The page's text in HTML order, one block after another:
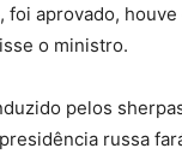
foi aprovado,
o ministro.
pelos
russa